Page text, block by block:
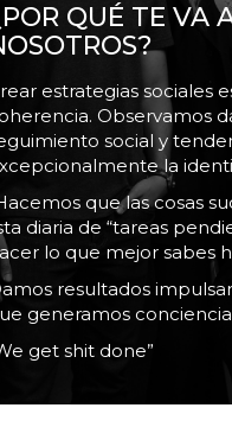
QUÉ TE VA
estrategias sociales
Observamos
social y
la
que las cosas
diaria de “tareas
lo que mejor sabes
resultados
generamos
get shit done”